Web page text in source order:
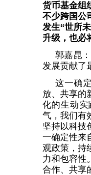
货币基金组
不少跨国公
发生“世所
升级，也必
郭嘉昆
发展贡献了
这一确
放、共享的
化的生动
气，我们有
坚持以科技
一确定性来
观政策，持
力和包容性
合作、共享